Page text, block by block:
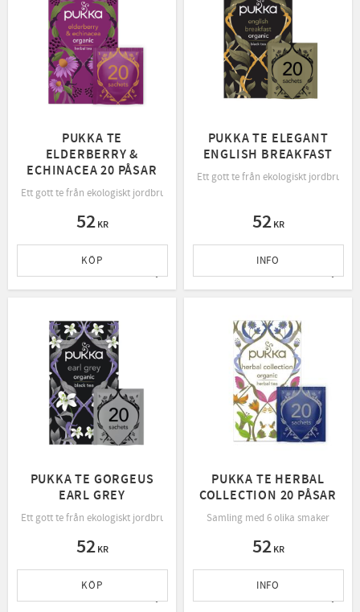
PUKKA TE
ELDERBERRY &
ECHINACEA 20 PÅSAR
Ett gott te från ekologiskt jordbruk, rättvis handel och bevarande av naturen.
52KR
Lägg till i favoriter
KÖP
PUKKA TE ELEGANT
ENGLISH BREAKFAST
Ett gott te från ekologiskt jordbruk,
52KR
INFO
PUKKA TE GORGEUS
EARL GREY
Ett gott te från ekologiskt jordbruk, rättvis handel och bevarande av naturen.
52KR
Lägg till i favoriter
KÖP
PUKKA TE HERBAL
COLLECTION 20 PÅSAR
Samling med 6 olika smaker
52KR
INFO